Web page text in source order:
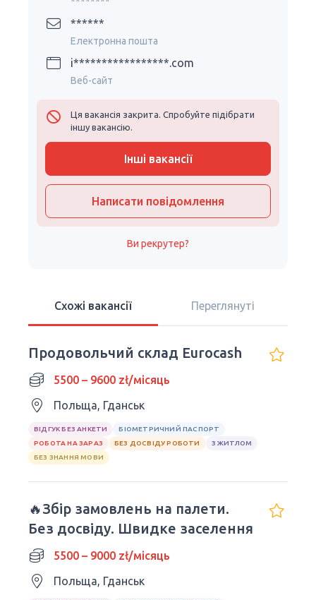
******
Електронна пошта
i*****************.com
Веб-сайт
Ця вакансія закрита. Спробуйте підібрати
іншу вакансію.
Інші вакансії
Написати повідомлення
Ви рекрутер?
Схожі вакансії Переглянуті
Продовольчий склад Eurocash
5500 – 9600 zł/місяць
Польща, Гданськ
ВІДГУК БЕЗ АНКЕТИ
БІОМЕТРИЧНИЙ ПАСПОРТ
РОБОТА НА ЗАРАЗ
БЕЗ ДОСВІДУ РОБОТИ
З ЖИТЛОМ
БЕЗ ЗНАННЯ МОВИ
🔥Збір замовлень на палети.
Без досвіду. Швидке заселення
5500 – 9000 zł/місяць
Польща, Гданськ